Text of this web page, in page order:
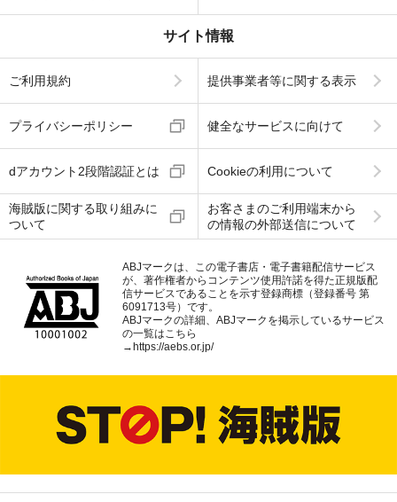
サイト情報
ご利用規約 提供事業者等に関する表示
プライバシーポリシー 健全なサービスに向けて
dアカウント2段階認証とは Cookieの利用について
海賊版に関する取り組みに
ついて
お客さまのご利用端末から
の情報の外部送信について
ABJマークは、この電子書店・電子書籍配信サービス
が、著作権者からコンテンツ使用許諾を得た正規版配
信サービスであることを示す登録商標（登録番号 第
6091713号）です。
ABJマークの詳細、ABJマークを掲示しているサービス
の一覧はこちら
→https://aebs.or.jp/